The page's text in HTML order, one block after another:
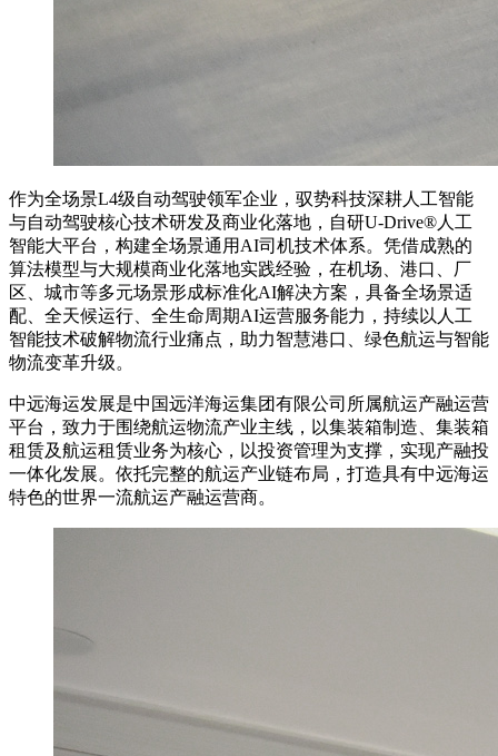
作为全场景L4级自动驾驶领军企业，驭势科技深耕人工智能
与自动驾驶核心技术研发及商业化落地，自研U-Drive®人工
智能大平台，构建全场景通用AI司机技术体系。凭借成熟的
算法模型与大规模商业化落地实践经验，在机场、港口、厂
区、城市等多元场景形成标准化AI解决方案，具备全场景适
配、全天候运行、全生命周期AI运营服务能力，持续以人工
智能技术破解物流行业痛点，助力智慧港口、绿色航运与智能
物流变革升级。
中远海运发展是中国远洋海运集团有限公司所属航运产融运营
平台，致力于围绕航运物流产业主线，以集装箱制造、集装箱
租赁及航运租赁业务为核心，以投资管理为支撑，实现产融投
一体化发展。依托完整的航运产业链布局，打造具有中远海运
特色的世界一流航运产融运营商。